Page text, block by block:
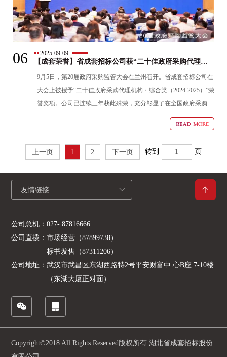
06 2025-09-09
【成套荣誉】省成套招标公司获“二十佳政府采购代理机
9月5日，第20届政府采购监管大会在兰州召开。省成套招标公司在
大会上被授予“二十佳政府采购代理机构・综合类（2024-2025）”荣
誉奖项。公司已连续三年获此殊荣，充分彰显了在全国政府采购代
上一页 1 2 下一页 转到 页
友情链接
公司总机：027- 87816666
公司直拨：市场经营（87899738）
标书发售（87311206）
公司地址：武汉市武昌区东湖西路特2号平安财富中 心B座 7-10楼
（东湖大厦正对面）
Copyright©2018 All Rights Reserved版权所有 湖北省成套招标股份